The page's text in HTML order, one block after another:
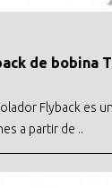
de bobina
Flyback es
a partir de ..